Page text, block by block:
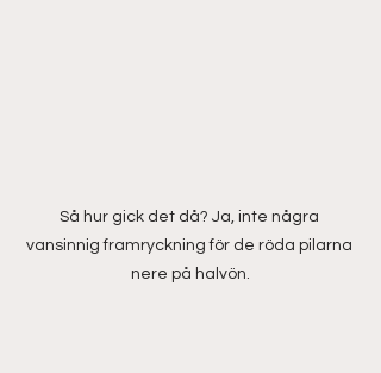
Så hur gick det då? Ja, inte några
vansinnig framryckning för de röda pilarna
nere på halvön.